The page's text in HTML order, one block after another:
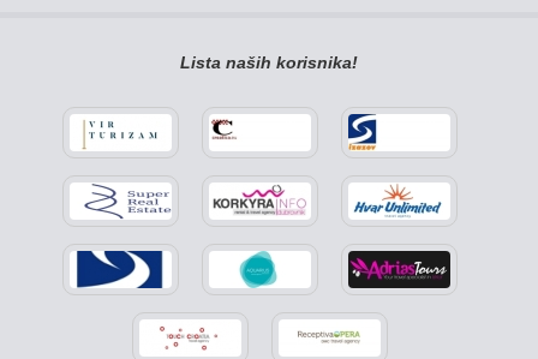
Lista naših korisnika!